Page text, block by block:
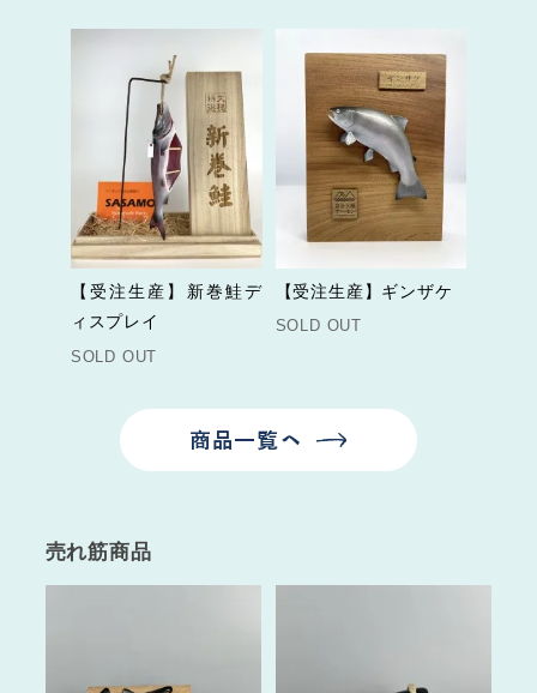
【受注生産】新巻鮭デ
ィスプレイ
SOLD OUT
【受注生産】ギンザケ
SOLD OUT
売れ筋商品